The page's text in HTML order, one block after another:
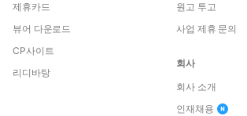
제휴카드
뷰어 다운로드
CP사이트
리디바탕
원고 투고
사업 제휴 문의
회사
회사 소개
인재채용